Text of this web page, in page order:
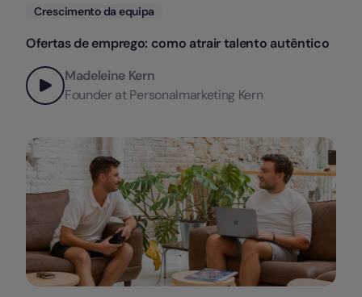
Categorias
Crescimento da equipa
Ofertas de emprego: como atrair talento autêntico
Madeleine Kern
Founder at Personalmarketing Kern